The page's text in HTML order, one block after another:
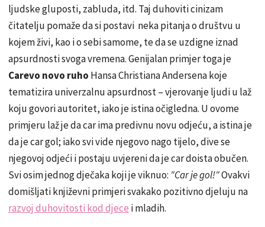
ljudske gluposti, zabluda, itd. Taj duhoviti cinizam
čitatelju pomaže da si postavi neka pitanja o društvu u
kojem živi, kao i o sebi samome, te da se uzdigne iznad
apsurdnosti svoga vremena. Genijalan primjer toga je
Carevo novo ruho Hansa Christiana Andersena koje
tematizira univerzalnu apsurdnost – vjerovanje ljudi u laž
koju govori autoritet, iako je istina očigledna. U ovome
primjeru laž je da car ima predivnu novu odjeću, a istina je
da je car gol; iako svi vide njegovo nago tijelo, dive se
njegovoj odjeći i postaju uvjereni da je car doista obučen.
Svi osim jednog dječaka koji je viknuo: "Car je gol!"Ovakvi
domišljati književni primjeri svakako pozitivno djeluju na
razvoj duhovitosti kod djece i mladih.